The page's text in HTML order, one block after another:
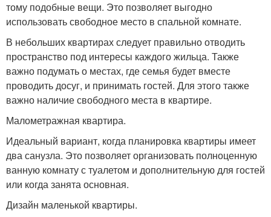
тому подобные вещи. Это позволяет выгодно
использовать свободное место в спальной комнате.
В небольших квартирах следует правильно отводить
пространство под интересы каждого жильца. Также
важно подумать о местах, где семья будет вместе
проводить досуг, и принимать гостей. Для этого также
важно наличие свободного места в квартире.
Малометражная квартира.
Идеальный вариант, когда планировка квартиры имеет
два санузла. Это позволяет организовать полноценную
ванную комнату с туалетом и дополнительную для гостей
или когда занята основная.
Дизайн маленькой квартиры.